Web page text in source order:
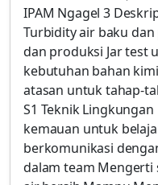
IPAM Ngagel 3
Turbidity air baku
dan produksi Jar test
kebutuhan bahan
atasan untuk tahap-
S1 Teknik
kemauan untuk
berkomunikasi
dalam team Mengerti